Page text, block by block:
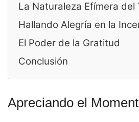
La Naturaleza Efímera del
Hallando Alegría en la
El Poder de la Gratitud
Conclusión
Apreciando el